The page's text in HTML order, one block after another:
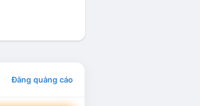
Đăng quảng cáo